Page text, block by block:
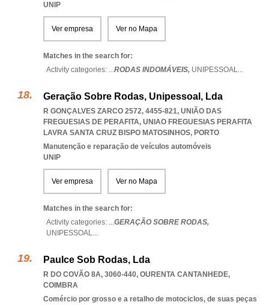
UNIP
Ver empresa Ver no Mapa
Matches in the search for:
Activity categories: ...RODAS INDOMÁVEIS, UNIPESSOAL...
Geração Sobre Rodas, Unipessoal, Lda
R GONÇALVES ZARCO 2572, 4455-821, UNIÃO DAS
FREGUESIAS DE PERAFITA, UNIAO FREGUESIAS PERAFITA
LAVRA SANTA CRUZ BISPO MATOSINHOS, PORTO
Manutenção e reparação de veículos automóveis
UNIP
Ver empresa Ver no Mapa
Matches in the search for:
Activity categories: ...GERAÇÃO SOBRE RODAS,
UNIPESSOAL...
Paulce Sob Rodas, Lda
R DO COVÃO 8A, 3060-440, OURENTA CANTANHEDE,
COIMBRA
Comércio por grosso e a retalho de motociclos, de suas peças